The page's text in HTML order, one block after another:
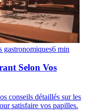
gastronomiques6 min
Selon Vos
conseils détaillés sur les
satisfaire vos papilles.